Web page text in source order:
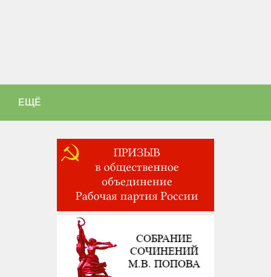
ЕЩЁ